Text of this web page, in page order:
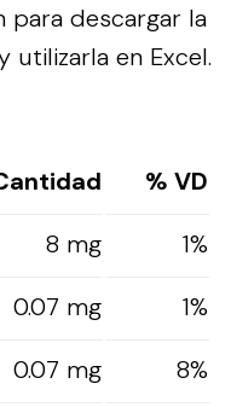
para descargar la
utilizarla en Excel.
% VD
8 mg
1%
0.07 mg
1%
0.07 mg
8%